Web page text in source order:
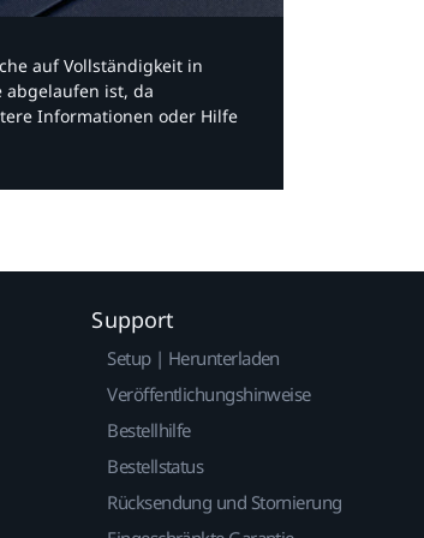
auf Vollständigkeit in
abgelaufen ist, da
Informationen oder Hilfe
Support
Setup | Herunterladen
Veröffentlichungshinweise
Bestellhilfe
Bestellstatus
Rücksendung und Stornierung